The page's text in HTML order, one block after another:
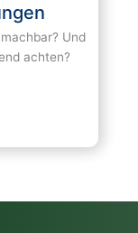
Und
achten?